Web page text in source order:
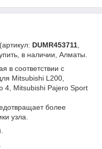
DUMR453711
в наличии, Алматы.
в соответствии с
Mitsubishi L200,
4, Mitsubishi Pajero Sport
более
узла.